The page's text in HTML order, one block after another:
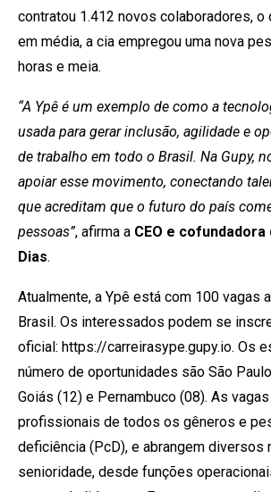
contratou 1.412 novos colaboradores, o
em média, a cia empregou uma nova
horas e meia.
“A Ypê é um exemplo de como a
usada para gerar inclusão, agilidade e
de trabalho em todo o Brasil. Na Gupy,
apoiar esse movimento, conectando
que acreditam que o futuro do país
pessoas”, afirma a CEO e cofundadora
Dias.
Atualmente, a Ypê está com 100 vagas
Brasil. Os interessados podem se
oficial: https://carreirasype.gupy.io. Os
número de oportunidades são São
Goiás (12) e Pernambuco (08). As
profissionais de todos os gêneros e
deficiência (PcD), e abrangem diversos
senioridade, desde funções